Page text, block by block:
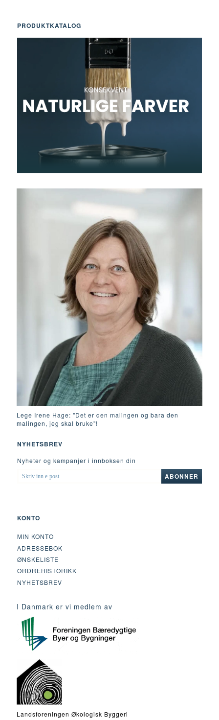
PRODUKTKATALOG
Lege Irene Hage: "Det er den malingen og bara den
malingen, jeg skal bruke"!
NYHETSBREV
Nyheter og kampanjer i innboksen din
SKRIV
INN
ABONNER
KONTO
MIN KONTO
ADRESSEBOK
ØNSKELISTE
ORDREHISTORIKK
NYHETSBREV
I Danmark er vi medlem av
Landsforeningen Økologisk Byggeri